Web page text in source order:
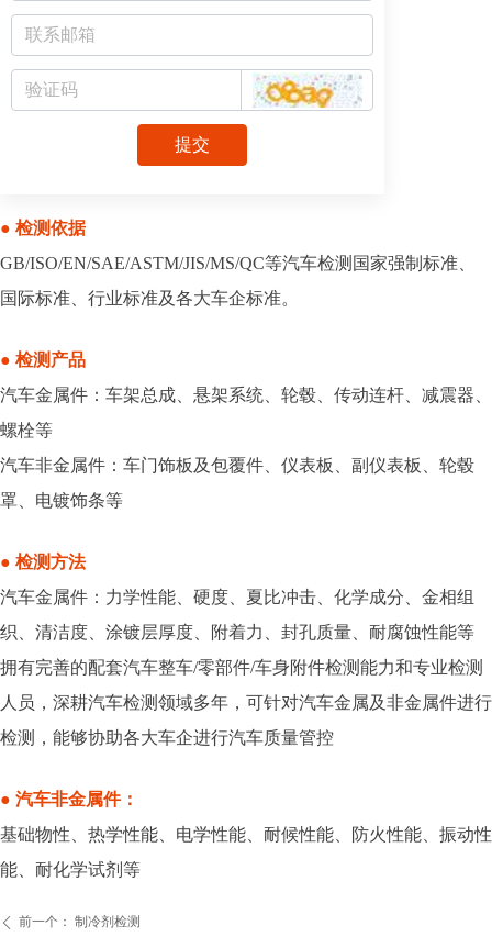
ꄴ 前一个： 制冷剂检测
● 检测依据
GB/ISO/EN/SAE/ASTM/JIS/MS/QC等汽车检测国家强制标准、
国际标准、行业标准及各大车企标准。
● 检测产品
汽车金属件：车架总成、悬架系统、轮毂、传动连杆、减震器、
螺栓等
汽车非金属件：车门饰板及包覆件、仪表板、副仪表板、轮毂
罩、电镀饰条等
● 检测方法
汽车金属件：力学性能、硬度、夏比冲击、化学成分、金相组
织、清洁度、涂镀层厚度、附着力、封孔质量、耐腐蚀性能等
拥有完善的配套汽车整车/零部件/车身附件检测能力和专业检测
人员，深耕汽车检测领域多年，可针对汽车金属及非金属件进行
检测，能够协助各大车企进行汽车质量管控
● 汽车非金属件：
基础物性、热学性能、电学性能、耐候性能、防火性能、振动性
能、耐化学试剂等
提交